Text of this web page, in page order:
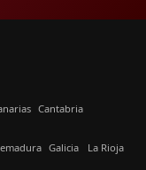
Cantabria
Galicia La Rioja